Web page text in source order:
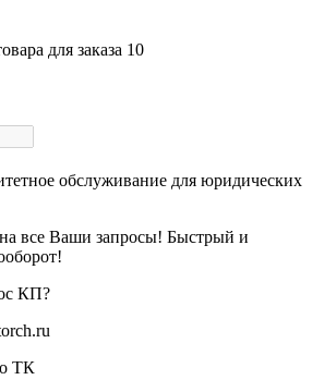
для заказа 10
обслуживание для юридических
все Ваши запросы! Быстрый и
КП?
ТК